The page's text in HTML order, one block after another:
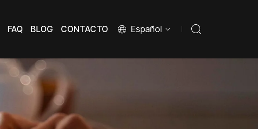
Español
FAQ
BLOG
CONTACTO